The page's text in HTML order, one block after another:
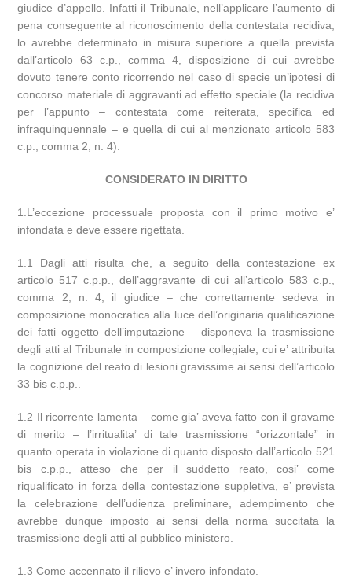
giudice d’appello. Infatti il Tribunale, nell’applicare l’aumento di
pena conseguente al riconoscimento della contestata recidiva,
lo avrebbe determinato in misura superiore a quella prevista
dall’articolo 63 c.p., comma 4, disposizione di cui avrebbe
dovuto tenere conto ricorrendo nel caso di specie un’ipotesi di
concorso materiale di aggravanti ad effetto speciale (la recidiva
per l’appunto – contestata come reiterata, specifica ed
infraquinquennale – e quella di cui al menzionato articolo 583
c.p., comma 2, n. 4).
CONSIDERATO IN DIRITTO
1.L’eccezione processuale proposta con il primo motivo e’
infondata e deve essere rigettata.
1.1 Dagli atti risulta che, a seguito della contestazione ex
articolo 517 c.p.p., dell’aggravante di cui all’articolo 583 c.p.,
comma 2, n. 4, il giudice – che correttamente sedeva in
composizione monocratica alla luce dell’originaria qualificazione
dei fatti oggetto dell’imputazione – disponeva la trasmissione
degli atti al Tribunale in composizione collegiale, cui e’ attribuita
la cognizione del reato di lesioni gravissime ai sensi dell’articolo
33 bis c.p.p..
1.2 Il ricorrente lamenta – come gia’ aveva fatto con il gravame
di merito – l’irritualita’ di tale trasmissione “orizzontale” in
quanto operata in violazione di quanto disposto dall’articolo 521
bis c.p.p., atteso che per il suddetto reato, cosi’ come
riqualificato in forza della contestazione suppletiva, e’ prevista
la celebrazione dell’udienza preliminare, adempimento che
avrebbe dunque imposto ai sensi della norma succitata la
trasmissione degli atti al pubblico ministero.
1.3 Come accennato il rilievo e’ invero infondato.